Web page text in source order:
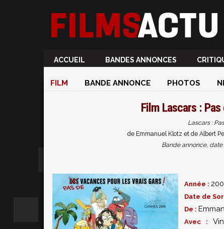
ACCUEIL BANDES ANNONCES
FILM BANDE ANNONCE PHOTOS
Film Lascars :
Lascars :
de Emmanuel Klotz et de Albert
Bande annonce,
Année :
Date de
De :
Avec :